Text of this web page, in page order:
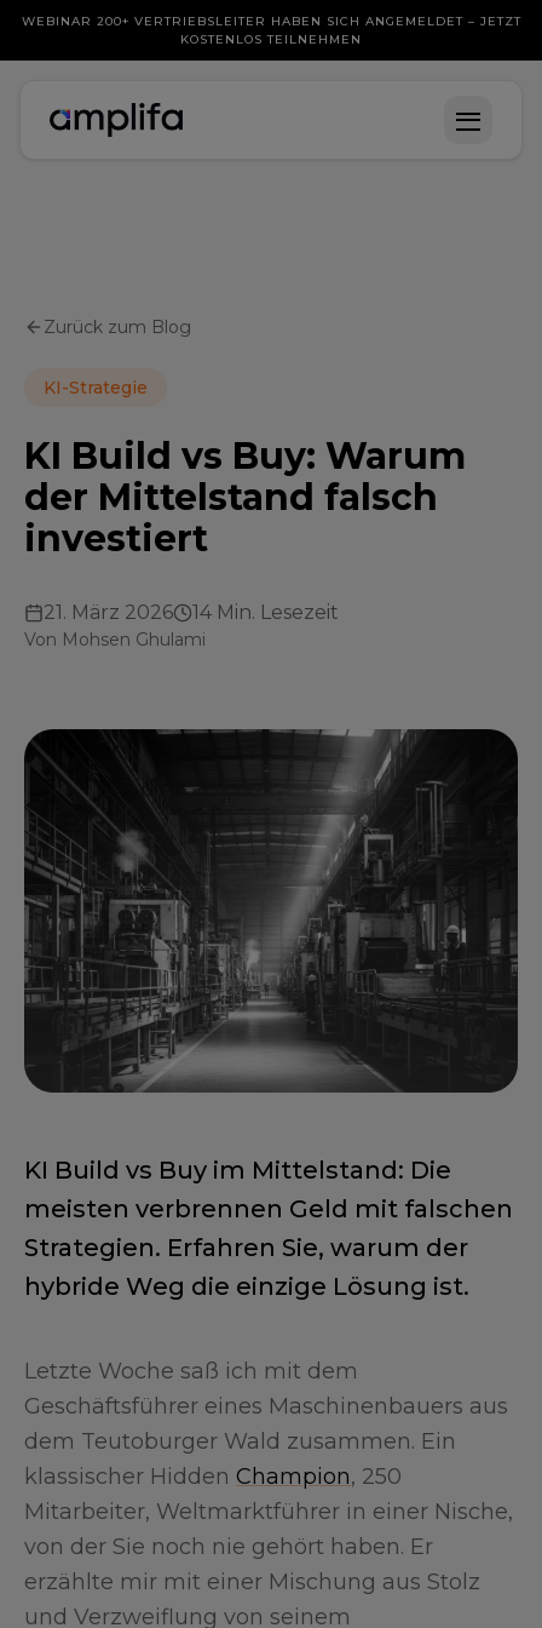
WEBINAR 200+ VERTRIEBSLEITER HABEN SICH ANGEMELDET – JETZT
KOSTENLOS TEILNEHMEN
Zurück zum Blog
KI-Strategie
KI Build vs Buy: Warum
der Mittelstand falsch
investiert
21. März 2026 14 Min. Lesezeit
Von Mohsen Ghulami
KI Build vs Buy im Mittelstand: Die
meisten verbrennen Geld mit falschen
Strategien. Erfahren Sie, warum der
hybride Weg die einzige Lösung ist.
Letzte Woche saß ich mit dem
Geschäftsführer eines Maschinenbauers aus
dem Teutoburger Wald zusammen. Ein
klassischer Hidden Champion, 250
Mitarbeiter, Weltmarktführer in einer Nische,
von der Sie noch nie gehört haben. Er
erzählte mir mit einer Mischung aus Stolz
und Verzweiflung von seinem